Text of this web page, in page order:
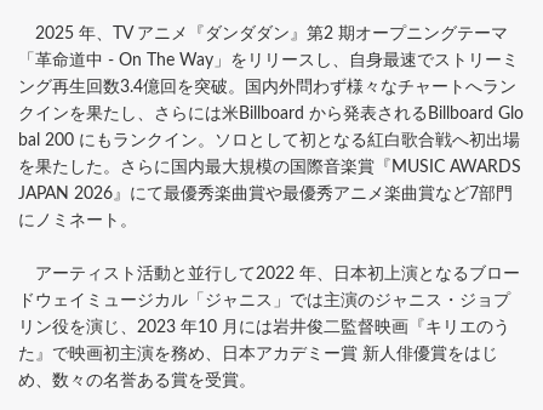
2025 年、TV アニメ『ダンダダン』第2 期オープニングテーマ
「革命道中 - On The Way」をリリースし、自身最速でストリーミ
ング再生回数3.4億回を突破。国内外問わず様々なチャートへラン
クインを果たし、さらには米Billboard から発表されるBillboard Glo
bal 200 にもランクイン。ソロとして初となる紅白歌合戦へ初出場
を果たした。さらに国内最大規模の国際音楽賞『MUSIC AWARDS
JAPAN 2026』にて最優秀楽曲賞や最優秀アニメ楽曲賞など7部門
にノミネート。
アーティスト活動と並行して2022 年、日本初上演となるブロー
ドウェイミュージカル「ジャニス」では主演のジャニス・ジョプ
リン役を演じ、2023 年10 月には岩井俊二監督映画『キリエのう
た』で映画初主演を務め、日本アカデミー賞 新人俳優賞をはじ
め、数々の名誉ある賞を受賞。